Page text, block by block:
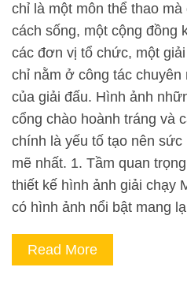
chỉ là một môn thể thao
cách sống, một cộng đồng
các đơn vị tổ chức, một
chỉ nằm ở công tác
của giải đấu. Hình ảnh
cổng chào hoành tráng và
chính là yếu tố tạo nên sức
mẽ nhất. 1. Tầm quan
thiết kế hình ảnh giải chạy
có hình ảnh nổi bật mang
Read More